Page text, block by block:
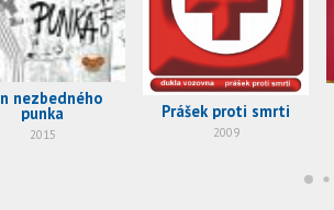
nezbedného
punka
2015
Prášek proti smrti
2009